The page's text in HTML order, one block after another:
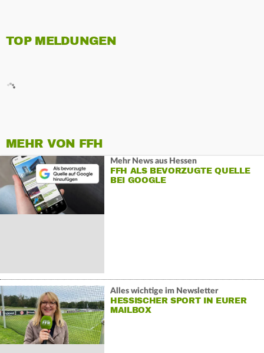
TOP MELDUNGEN
MEHR VON FFH
Mehr News aus Hessen
FFH ALS BEVORZUGTE QUELLE
BEI GOOGLE
Alles wichtige im Newsletter
HESSISCHER SPORT IN EURER
MAILBOX